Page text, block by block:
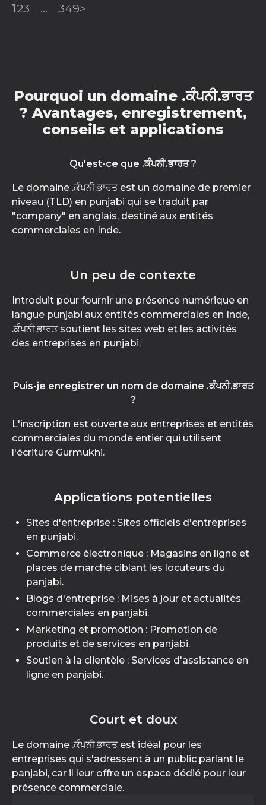
123 ... 349>
Pourquoi un domaine .ਕੰਪਨੀ.ਭਾਰਤ
? Avantages, enregistrement,
conseils et applications
Qu'est-ce que .ਕੰਪਨੀ.ਭਾਰਤ ?
Le domaine .ਕੰਪਨੀ.ਭਾਰਤ est un domaine de premier
niveau (TLD) en punjabi qui se traduit par
"company" en anglais, destiné aux entités
commerciales en Inde.
Un peu de contexte
Introduit pour fournir une présence numérique en
langue punjabi aux entités commerciales en Inde,
.ਕੰਪਨੀ.ਭਾਰਤ soutient les sites web et les activités
des entreprises en punjabi.
Puis-je enregistrer un nom de domaine .ਕੰਪਨੀ.ਭਾਰਤ
?
L'inscription est ouverte aux entreprises et entités
commerciales du monde entier qui utilisent
l'écriture Gurmukhi.
Applications potentielles
Sites d'entreprise : Sites officiels d'entreprises
en punjabi.
Commerce électronique : Magasins en ligne et
places de marché ciblant les locuteurs du
panjabi.
Blogs d'entreprise : Mises à jour et actualités
commerciales en panjabi.
Marketing et promotion : Promotion de
produits et de services en panjabi.
Soutien à la clientèle : Services d'assistance en
ligne en panjabi.
Court et doux
Le domaine .ਕੰਪਨੀ.ਭਾਰਤ est idéal pour les
entreprises qui s'adressent à un public parlant le
panjabi, car il leur offre un espace dédié pour leur
présence commerciale.